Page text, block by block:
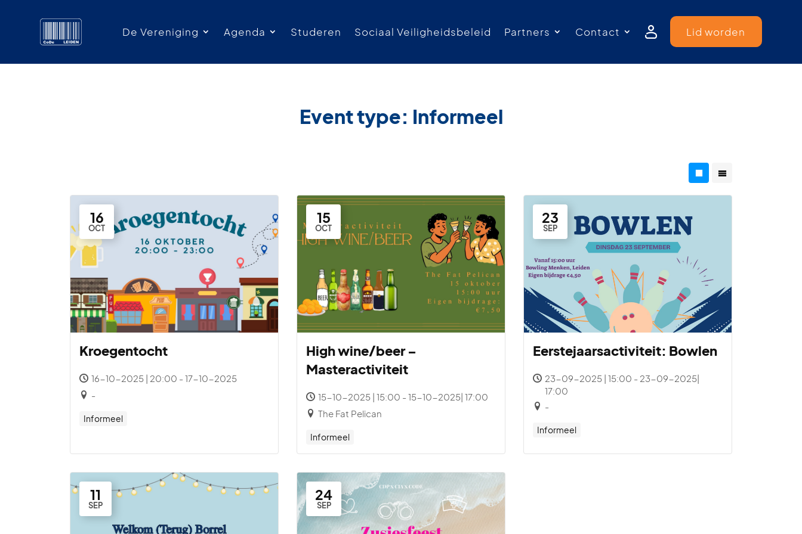
De Vereniging Agenda Studeren Sociaal Veiligheidsbeleid Partners Contact Lid worden
Event type: Informeel
16
OCT
Kroegentocht
16-10-2025 | 20:00 - 17-10-2025
-
Informeel
15
OCT
High wine/beer –
Masteractiviteit
15-10-2025 | 15:00 - 15-10-2025| 17:00
The Fat Pelican
Informeel
23
SEP
Eerstejaarsactiviteit: Bowlen
23-09-2025 | 15:00 - 23-09-2025|
17:00
-
Informeel
11
SEP
24
SEP